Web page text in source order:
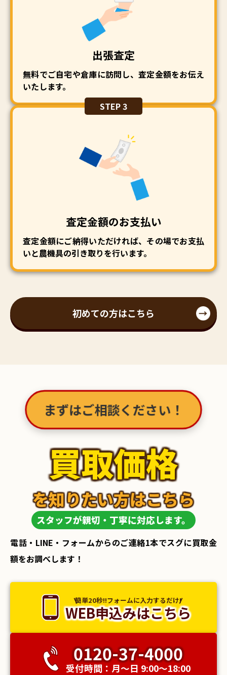
出張査定
無料でご自宅や倉庫に訪問し、査定金額をお伝え
いたします。
STEP 3
査定金額のお支払い
査定金額にご納得いただければ、その場でお支払
いと農機具の引き取りを行います。
初めての方はこちら
まずはご相談ください！
買取価格
スタッフが親切・丁寧に対応します。
を知りたい方はこちら
電話・LINE・フォームからのご連絡1本でスグに買取金
額をお調べします！
簡単20秒!!フォームに入力するだけ!
WEB申込みはこちら
0120-37-4000
受付時間：月〜日 9:00〜18:00